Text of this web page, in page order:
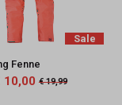
Sale
Fenne
10,00 € 19,99